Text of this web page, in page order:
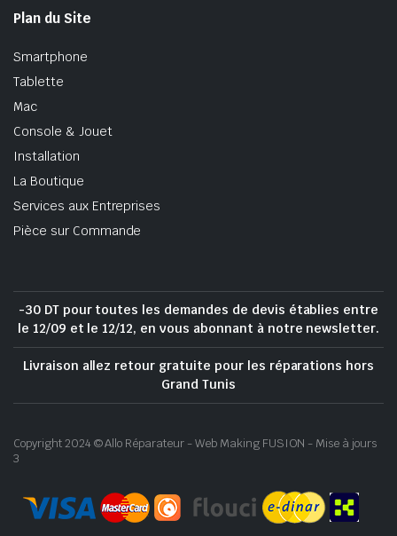
Plan du Site
Smartphone
Tablette
Mac
Console & Jouet
Installation
La Boutique
Services aux Entreprises
Pièce sur Commande
-30 DT pour toutes les demandes de devis établies entre
le 12/09 et le 12/12, en vous abonnant à notre newsletter.
Livraison allez retour gratuite pour les réparations hors
Grand Tunis
Copyright 2024 © Allo Réparateur - Web Making FUSION - Mise à jours
3